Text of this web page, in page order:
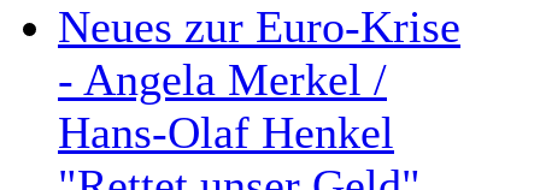
Neues zur Euro-Krise
- Angela Merkel /
Hans-Olaf Henkel